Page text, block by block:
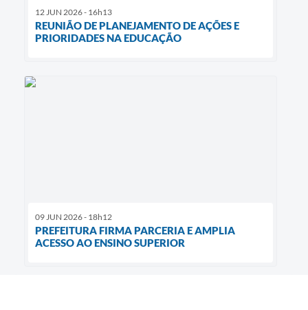
12 JUN 2026 - 16h13
REUNIÃO DE PLANEJAMENTO DE AÇÕES E
PRIORIDADES NA EDUCAÇÃO
09 JUN 2026 - 18h12
PREFEITURA FIRMA PARCERIA E AMPLIA
ACESSO AO ENSINO SUPERIOR